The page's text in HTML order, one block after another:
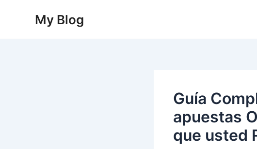
My Blog
Guía
apuestas
que usted